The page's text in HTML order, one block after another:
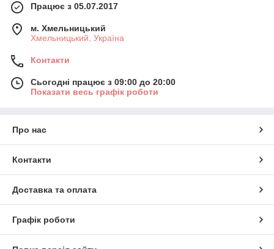
Працює з 05.07.2017
м. Хмельницький
Хмельницький, Україна
Контакти
Сьогодні працює з 09:00 до 20:00
Показати весь графік роботи
Про нас
Контакти
Доставка та оплата
Графік роботи